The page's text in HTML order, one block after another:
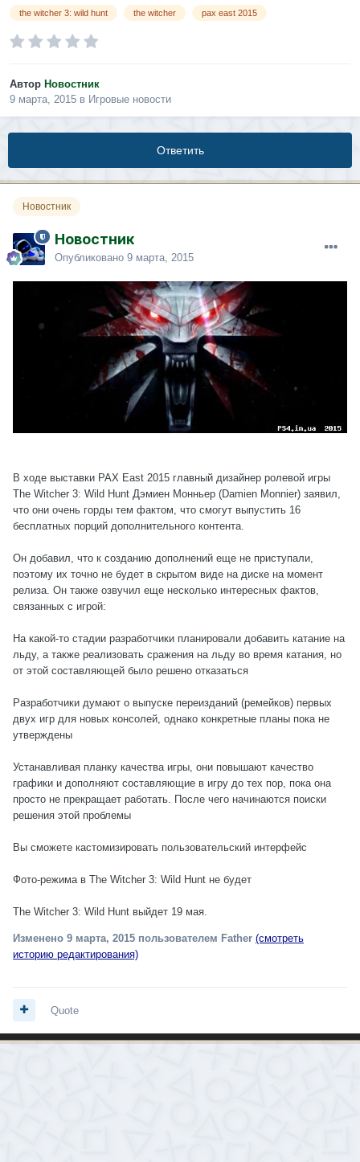
the witcher 3: wild hunt the witcher pax east 2015
Автор Новостник
9 марта, 2015 в Игровые новости
Ответить
Новостник
Новостник
Опубликовано 9 марта, 2015
В ходе выставки PAX East 2015 главный дизайнер ролевой игры
The Witcher 3: Wild Hunt Дэмиен Монньер (Damien Monnier) заявил,
что они очень горды тем фактом, что смогут выпустить 16
бесплатных порций дополнительного контента.
Он добавил, что к созданию дополнений еще не приступали,
поэтому их точно не будет в скрытом виде на диске на момент
релиза. Он также озвучил еще несколько интересных фактов,
связанных с игрой:
На какой-то стадии разработчики планировали добавить катание на
льду, а также реализовать сражения на льду во время катания, но
от этой составляющей было решено отказаться
Разработчики думают о выпуске переизданий (ремейков) первых
двух игр для новых консолей, однако конкретные планы пока не
утверждены
Устанавливая планку качества игры, они повышают качество
графики и дополняют составляющие в игру до тех пор, пока она
просто не прекращает работать. После чего начинаются поиски
решения этой проблемы
Вы сможете кастомизировать пользовательский интерфейс
Фото-режима в The Witcher 3: Wild Hunt не будет
The Witcher 3: Wild Hunt выйдет 19 мая.
Изменено 9 марта, 2015 пользователем Father (смотреть
историю редактирования)
Quote